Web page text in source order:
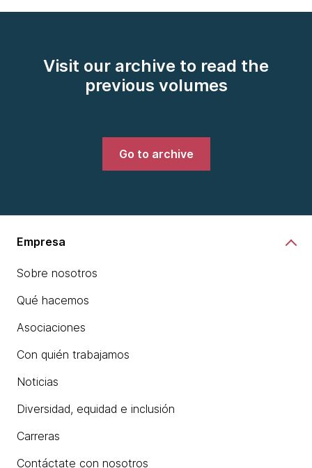
Visit our archive to read the
previous volumes
Go to archive
Empresa
Sobre nosotros
Qué hacemos
Asociaciones
Con quién trabajamos
Noticias
Diversidad, equidad e inclusión
Carreras
Contáctate con nosotros